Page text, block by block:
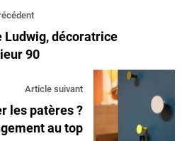
Ludwig, décoratrice
90
Article suivant
les patères ?
au top